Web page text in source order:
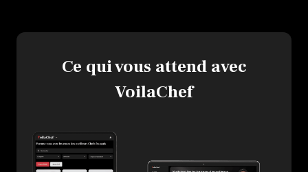
Ce qui vous attend avec
VoilaChef
Nos tarifs en